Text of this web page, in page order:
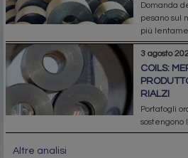
Domanda
pesano sul
più
3 agosto
COILS:
RIALZI
Portafogli
Altre analisi